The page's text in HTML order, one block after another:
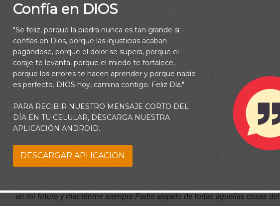
El Señor te bendiga y te guarde; el Señor te mire con agrado y te extienda su
te muestre su favor y te conceda la paz. (Números 6:24-26)
Señor, tu que eres dueño de la eternidad ayúdame a ver más allá mis errores
en mi futuro y manténme siempre Padre alejado de todas aquellas cosas
Confía en DIOS
"Se feliz, porque la piedra nunca es tan grande si
confías en Dios, porque las injusticias acaban
pagándose, porque el dolor se supera, porque el
coraje te levanta, porque el miedo te fortalece,
porque los errores te hacen aprender y porque nadie
es perfecto. DIOS hoy, camina contigo. Feliz Día."
PARA RECIBIR NUESTRO MENSAJE CORTO DEL
DÍA EN TU CELULAR, DESCARGA NUESTRA
APLICACIÓN ANDROID.
DESCARGAR APLICACION